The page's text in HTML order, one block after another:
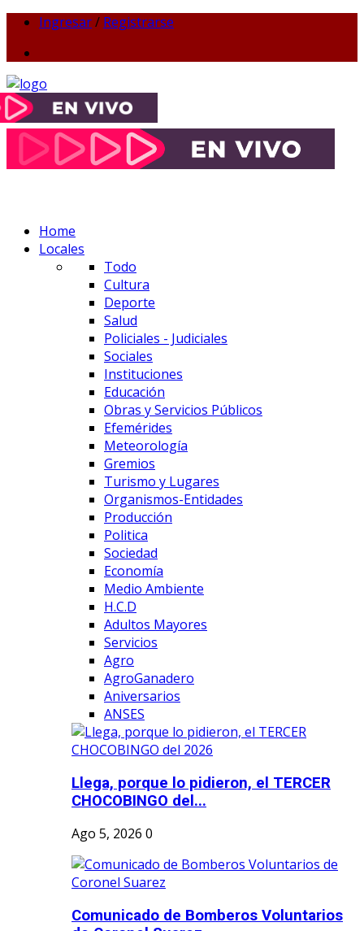
Ingresar/ Registrarse
Home
Locales
Todo
Cultura
Deporte
Salud
Policiales - Judiciales
Sociales
Instituciones
Educación
Obras y Servicios Públicos
Efemérides
Meteorología
Gremios
Turismo y Lugares
Organismos-Entidades
Producción
Politica
Sociedad
Economía
Medio Ambiente
H.C.D
Adultos Mayores
Servicios
Agro
AgroGanadero
Aniversarios
ANSES
Llega, porque lo pidieron, el TERCER
CHOCOBINGO del...
Ago 5, 2026 0
Comunicado de Bomberos Voluntarios